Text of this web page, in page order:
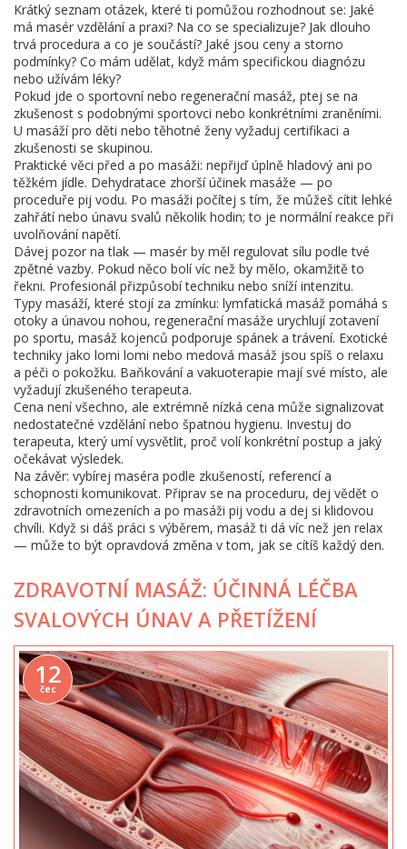
Krátký seznam otázek, které ti pomůžou rozhodnout se: Jaké
má masér vzdělání a praxi? Na co se specializuje? Jak dlouho
trvá procedura a co je součástí? Jaké jsou ceny a storno
podmínky? Co mám udělat, když mám specifickou diagnózu
nebo užívám léky?
Pokud jde o sportovní nebo regenerační masáž, ptej se na
zkušenost s podobnými sportovci nebo konkrétními zraněními.
U masáží pro děti nebo těhotné ženy vyžaduj certifikaci a
zkušenosti se skupinou.
Praktické věci před a po masáži: nepřijď úplně hladový ani po
těžkém jídle. Dehydratace zhorší účinek masáže — po
proceduře pij vodu. Po masáži počítej s tím, že můžeš cítit lehké
zahřátí nebo únavu svalů několik hodin; to je normální reakce při
uvolňování napětí.
Dávej pozor na tlak — masér by měl regulovat sílu podle tvé
zpětné vazby. Pokud něco bolí víc než by mělo, okamžitě to
řekni. Profesionál přizpůsobí techniku nebo sníží intenzitu.
Typy masáží, které stojí za zmínku: lymfatická masáž pomáhá s
otoky a únavou nohou, regenerační masáže urychlují zotavení
po sportu, masáž kojenců podporuje spánek a trávení. Exotické
techniky jako lomi lomi nebo medová masáž jsou spíš o relaxu
a péči o pokožku. Baňkování a vakuoterapie mají své místo, ale
vyžadují zkušeného terapeuta.
Cena není všechno, ale extrémně nízká cena může signalizovat
nedostatečné vzdělání nebo špatnou hygienu. Investuj do
terapeuta, který umí vysvětlit, proč volí konkrétní postup a jaký
očekávat výsledek.
Na závěr: vybírej maséra podle zkušeností, referencí a
schopnosti komunikovat. Připrav se na proceduru, dej vědět o
zdravotních omezeních a po masáži pij vodu a dej si klidovou
chvíli. Když si dáš práci s výběrem, masáž ti dá víc než jen relax
— může to být opravdová změna v tom, jak se cítíš každý den.
ZDRAVOTNÍ MASÁŽ: ÚČINNÁ LÉČBA
SVALOVÝCH ÚNAV A PŘETÍŽENÍ
12
čec